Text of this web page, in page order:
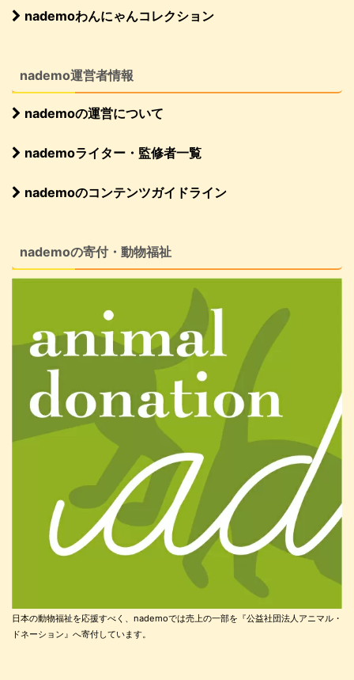
nademoわんにゃんコレクション
nademo運営者情報
nademoの運営について
nademoライター・監修者一覧
nademoのコンテンツガイドライン
nademoの寄付・動物福祉
日本の動物福祉を応援すべく、nademoでは売上の一部を『公益社団法人アニマル・
ドネーション』へ寄付しています。